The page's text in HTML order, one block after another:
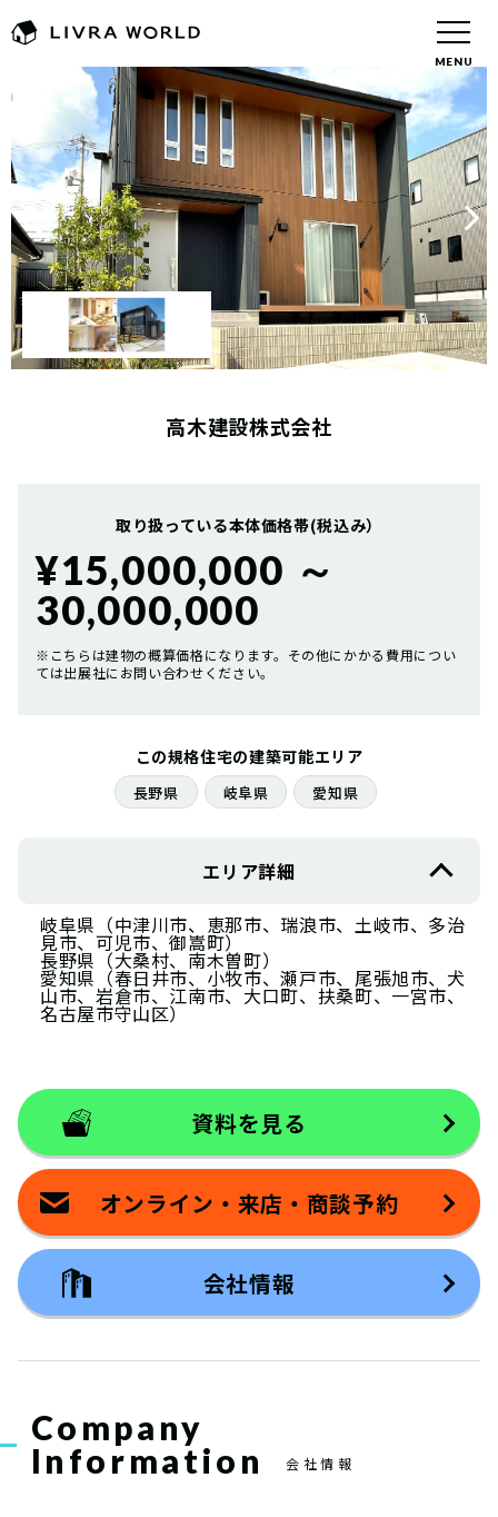
MENU
高木建設株式会社
取り扱っている本体価格帯(税込み）
¥15,000,000 ～
30,000,000
※こちらは建物の概算価格になります。その他にかかる費用につい
ては出展社にお問い合わせください。
この規格住宅の建築可能エリア
長野県 岐阜県 愛知県
エリア詳細
岐阜県（中津川市、恵那市、瑞浪市、土岐市、多治
見市、可児市、御嵩町）
長野県（大桑村、南木曽町）
愛知県（春日井市、小牧市、瀬戸市、尾張旭市、犬
山市、岩倉市、江南市、大口町、扶桑町、一宮市、
名古屋市守山区）
資料を見る
オンライン・来店・商談予約
会社情報
Company
Information
会社情報